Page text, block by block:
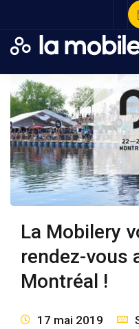
La Mobilery
rendez-vous
Montréal !
17 mai 2019